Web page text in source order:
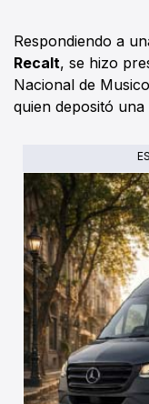
Respondiendo a
Recalt, se hizo
Nacional de
quien depositó